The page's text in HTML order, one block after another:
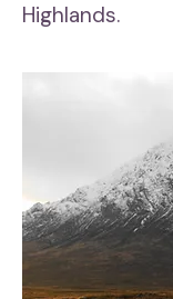
Highlands.